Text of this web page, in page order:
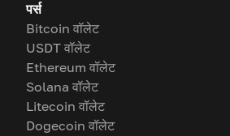
पर्स
Bitcoin वॉलेट
USDT वॉलेट
Ethereum वॉलेट
Solana वॉलेट
Litecoin वॉलेट
Dogecoin वॉलेट